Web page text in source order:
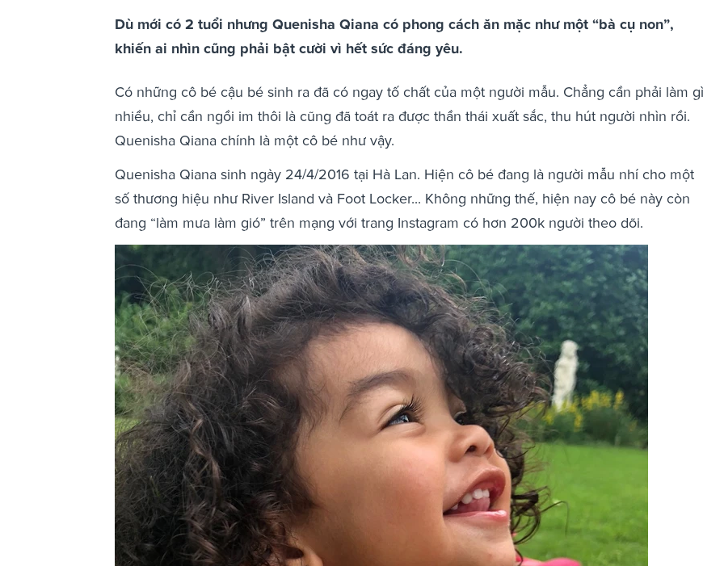
Dù mới có 2 tuổi nhưng Quenisha Qiana có phong cách ăn mặc như một “bà cụ non”,
khiến ai nhìn cũng phải bật cười vì hết sức đáng yêu.
Có những cô bé cậu bé sinh ra đã có ngay tố chất của một người mẫu. Chẳng cần phải làm gì
nhiều, chỉ cần ngồi im thôi là cũng đã toát ra được thần thái xuất sắc, thu hút người nhìn rồi.
Quenisha Qiana chính là một cô bé như vậy.
Quenisha Qiana sinh ngày 24/4/2016 tại Hà Lan. Hiện cô bé đang là người mẫu nhí cho một
số thương hiệu như River Island và Foot Locker... Không những thế, hiện nay cô bé này còn
đang “làm mưa làm gió” trên mạng với trang Instagram có hơn 200k người theo dõi.